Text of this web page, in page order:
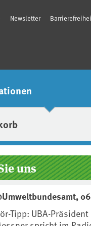
Newsletter
uns
Tipp: UBA-Präsident